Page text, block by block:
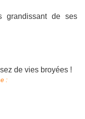
grandissant de ses
de vies broyées !
: